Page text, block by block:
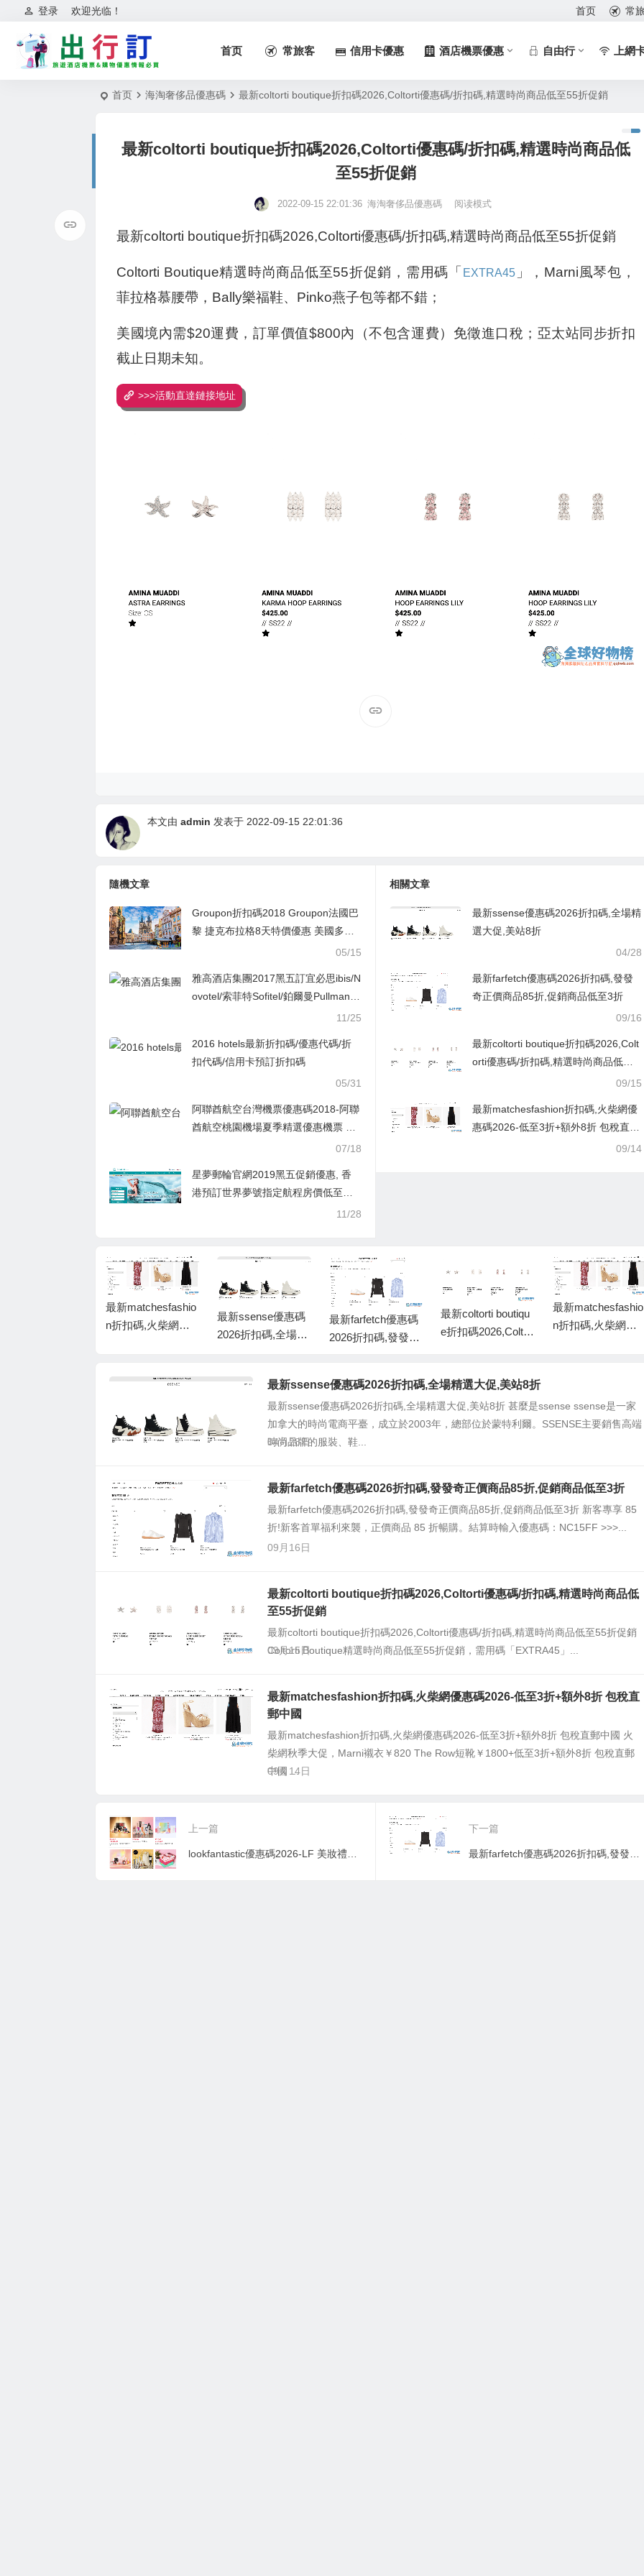
欢迎光临！
登录 首页 常
首页 常旅客 信用卡優惠 酒店機票優惠 自由行 上網
首页 海淘奢侈品優惠碼 最新coltorti boutique折扣碼2026,Coltorti優惠碼/折扣碼,精選時尚商品低至55折促銷
最新coltorti boutique折扣碼2026,Coltorti優惠碼/折扣碼,精選時尚商品低
至55折促銷
2022-09-15 22:01:36 海淘奢侈品優惠碼 阅读模式
最新coltorti boutique折扣碼2026,Coltorti優惠碼/折扣碼,精選時尚商品低至55折促銷
Coltorti Boutique精選時尚商品低至55折促銷，需用碼「 EXTRA45」，Marni風琴包，
菲拉格慕腰帶，Bally樂福鞋、Pinko燕子包等都不錯；
美國境內需$20運費，訂單價值$800內（不包含運費）免徵進口稅；亞太站同步折扣
截止日期未知。
>>>活動直達鏈接地址
本文由 admin 发表于 2022-09-15 22:01:36
隨機文章
Groupon折扣碼2018 Groupon法國巴
黎 捷克布拉格8天特價優惠 美國多地
05/15
雅高酒店集團2017黑五訂宜必思ibis/N
ovotel/索菲特Sofitel/鉑爾曼Pullman
11/25
2016 hotels最新折扣碼/優惠代碼/折
扣代碼/信用卡預訂折扣碼
05/31
阿聯酋航空台灣機票優惠碼2018-阿聯
酋航空桃園機場夏季精選優惠機票 $6,
07/18
星夢郵輪官網2019黑五促銷優惠, 香
港預訂世界夢號指定航程房價低至每
晚HK$837/澳洲預定探索夢號指定航
11/28
相關文章
最新ssense優惠碼2026折扣碼,全場精
選大促,美站8折
04/28
最新farfetch優惠碼2026折扣碼,發發
奇正價商品85折,促銷商品低至3折
09/16
最新coltorti boutique折扣碼2026,Colt
orti優惠碼/折扣碼,精選時尚商品低至5
09/15
最新matchesfashion折扣碼,火柴網優
惠碼2026-低至3折+額外8折 包稅直郵
09/14
最新matchesfashio
n折扣碼,火柴網優
最新ssense優惠碼
2026折扣碼,全場精
最新farfetch優惠碼
2026折扣碼,發發奇
最新coltorti boutiqu
e折扣碼2026,Coltor
折促銷
最新matchesfashio
n折扣碼,火柴網優
最新ssense優惠碼2026折扣碼,全場精選大促,美站8折
最新ssense優惠碼2026折扣碼,全場精選大促,美站8折 甚麼是ssense ssense是一家
加拿大的時尚電商平臺，成立於2003年，總部位於蒙特利爾。SSENSE主要銷售高端
時尚品牌的服裝、鞋...
04月28日
最新farfetch優惠碼2026折扣碼,發發奇正價商品85折,促銷商品低至3折
最新farfetch優惠碼2026折扣碼,發發奇正價商品85折,促銷商品低至3折 新客專享 85
折!新客首單福利來襲，正價商品 85 折暢購。結算時輸入優惠碼：NC15FF >>>...
09月16日
最新coltorti boutique折扣碼2026,Coltorti優惠碼/折扣碼,精選時尚商品低
至55折促銷
最新coltorti boutique折扣碼2026,Coltorti優惠碼/折扣碼,精選時尚商品低至55折促銷
Coltorti Boutique精選時尚商品低至55折促銷，需用碼「EXTRA45」...
09月15日
最新matchesfashion折扣碼,火柴網優惠碼2026-低至3折+額外8折 包稅直
郵中國
最新matchesfashion折扣碼,火柴網優惠碼2026-低至3折+額外8折 包稅直郵中國 火
柴網秋季大促，Marni襯衣￥820 The Row短靴￥1800+低至3折+額外8折 包稅直郵
中國 ...
09月14日
上一篇
lookfantastic優惠碼2026-LF 美妝禮盒合集，節日禮盒￥328，限定美妝禮盒￥123 2022年聖誕倒數日历￥943
下一篇
最新farfetch優惠碼2026折扣碼,發發奇正價商品85折,促銷商品低至3折